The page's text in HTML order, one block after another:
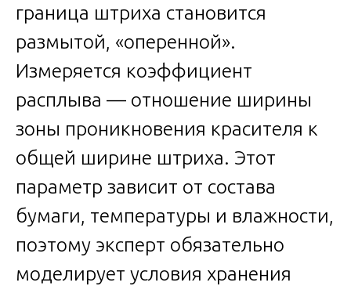
граница штриха становится
размытой, «оперенной».
Измеряется коэффициент
расплыва — отношение ширины
зоны проникновения красителя к
общей ширине штриха. Этот
параметр зависит от состава
бумаги, температуры и влажности,
поэтому эксперт обязательно
моделирует условия хранения